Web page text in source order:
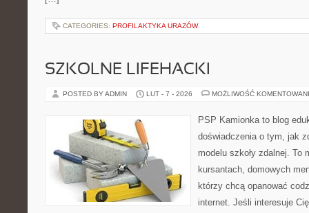
CATEGORIES: PROFILAKTYKA URAZÓW
SZKOLNE LIFEHACKI
POSTED BY ADMIN LUT - 7 - 2026 MOŻLIWOŚĆ
PSP Kamionka to blog
doświadczenia o tym, jak
modelu szkoły zdalnej. To
kursantach, domowych
którzy chcą opanować
internet. Jeśli interesuje